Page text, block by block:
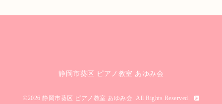
静岡市葵区 ピアノ教室 あゆみ会
©2026 静岡市葵区 ピアノ教室 あゆみ会. All Rights Reserved.